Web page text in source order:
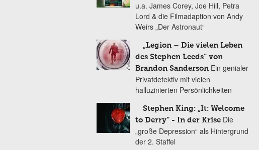
u.a. James Corey, Joe Hill, Petra
Lord & die Filmadaption von Andy
Weirs „Der Astronaut“
„Legion – Die vielen Leben
des Stephen Leeds“ von
Brandon Sanderson Ein genialer
Privatdetektiv mit vielen
halluzinierten Persönlichkeiten
Stephen King: „It: Welcome
to Derry“ - In der Krise Die
„große Depression“ als Hintergrund
der 2. Staffel